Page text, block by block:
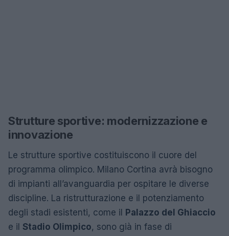
Strutture sportive: modernizzazione e
innovazione
Le strutture sportive costituiscono il cuore del
programma olimpico. Milano Cortina avrà bisogno
di impianti all’avanguardia per ospitare le diverse
discipline. La ristrutturazione e il potenziamento
degli stadi esistenti, come il Palazzo del Ghiaccio
e il Stadio Olimpico, sono già in fase di